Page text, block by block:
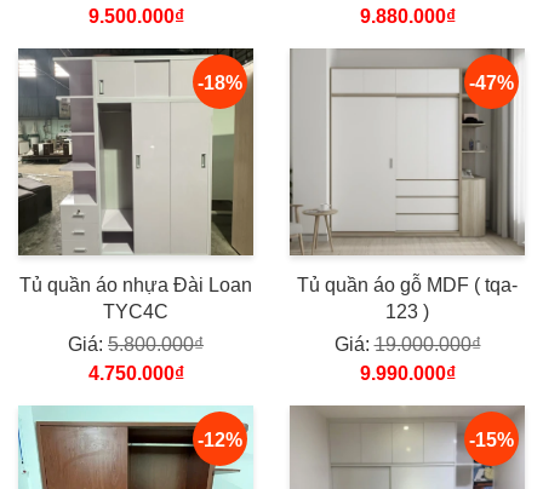
9.500.000₫
9.880.000₫
-18%
Tủ quần áo nhựa Đài Loan
TYC4C
Giá: 5.800.000₫
4.750.000₫
-47%
Tủ quần áo gỗ MDF ( tqa-
123 )
Giá:19.000.000₫
9.990.000₫
-12% -15%